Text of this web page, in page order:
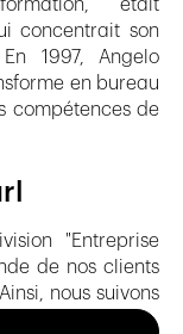
était
concentrait son
1997, Angelo
en bureau
compétences de
"Entreprise
de nos clients
nous suivons
finale clés